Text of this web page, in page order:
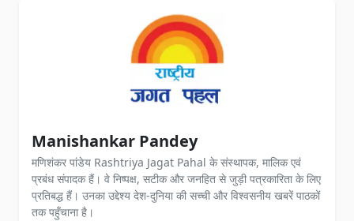
Manishankar Pandey
मणिशंकर पांडेय Rashtriya Jagat Pahal के संस्थापक, मालिक एवं
प्रबंध संपादक हैं। वे निष्पक्ष, सटीक और जनहित से जुड़ी पत्रकारिता के लिए
प्रतिबद्ध हैं। उनका उद्देश्य देश-दुनिया की सच्ची और विश्वसनीय खबरें पाठकों
तक पहुँचाना है।